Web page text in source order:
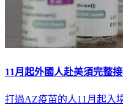
11月起外國人赴美須完整
打過AZ疫苗的人11月起入